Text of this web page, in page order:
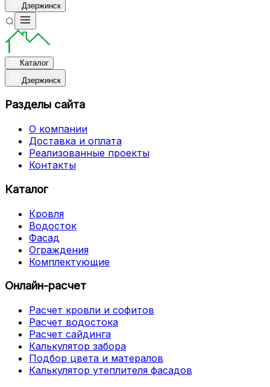
Дзержинск
Каталог
Дзержинск
Разделы сайта
О компании
Доставка и оплата
Реализованные проекты
Контакты
Каталог
Кровля
Водосток
Фасад
Ограждения
Комплектующие
Онлайн-расчет
Расчет кровли и софитов
Расчет водостока
Расчет сайдинга
Калькулятор забора
Подбор цвета и матералов
Калькулятор утеплителя фасадов